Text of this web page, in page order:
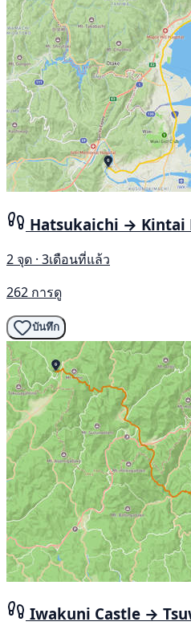
Hatsukaichi → Kintai
2 จุด · 3เดือนที่แล้ว
262 การดู
บันทึก
Iwakuni Castle →